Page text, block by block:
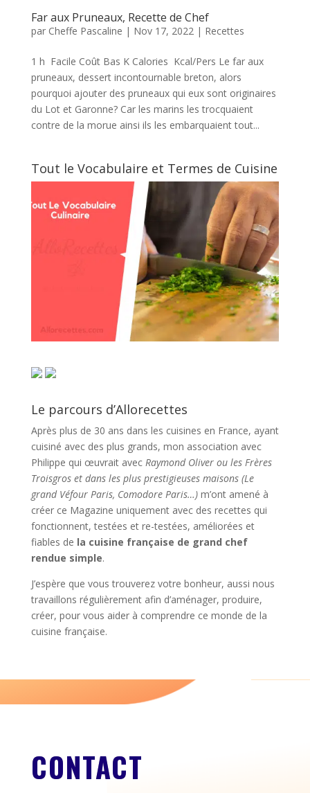
Far aux Pruneaux, Recette de Chef
par Cheffe Pascaline | Nov 17, 2022| Recettes
1 h Facile Coût Bas K Calories Kcal/Pers Le far aux
pruneaux, dessert incontournable breton, alors
pourquoi ajouter des pruneaux qui eux sont originaires
du Lot et Garonne? Car les marins les trocquaient
contre de la morue ainsi ils les embarquaient tout...
Tout le Vocabulaire et Termes de Cuisine
Le parcours d’Allorecettes
Après plus de 30 ans dans les cuisines en France, ayant
cuisiné avec des plus grands, mon association avec
Philippe qui œuvrait avec Raymond Oliver ou les Frères
Troisgros et dans les plus prestigieuses maisons (Le
grand Véfour Paris, Comodore Paris…)m’ont amené à
créer ce Magazine uniquement avec des recettes qui
fonctionnent, testées et re-testées, améliorées et
fiables de la cuisine française de grand chef
rendue simple.
J’espère que vous trouverez votre bonheur, aussi nous
travaillons régulièrement afin d’aménager, produire,
créer, pour vous aider à comprendre ce monde de la
cuisine française.
CONTACT